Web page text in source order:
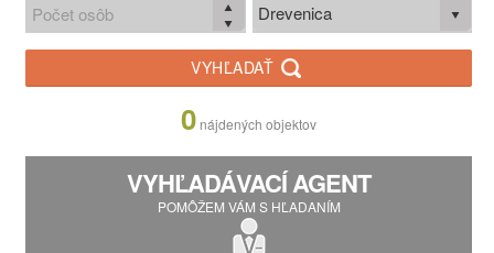
Drevenica
VYHĽADAŤ
0 nájdených objektov
VYHĽADÁVACÍ AGENT
POMÔŽEM VÁM S HĽADANÍM